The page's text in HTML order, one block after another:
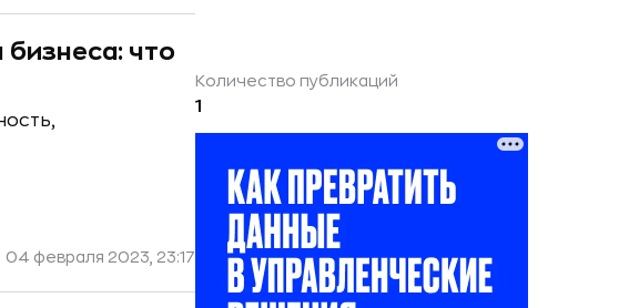
что
04 февраля 2023, 23:17
Количество публикаций
1